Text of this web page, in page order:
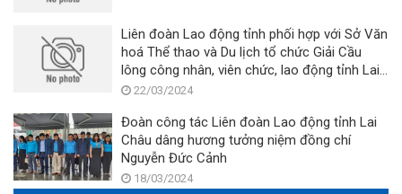
Liên đoàn Lao động tỉnh phối hợp với Sở Văn
hoá Thể thao và Du lịch tổ chức Giải Cầu
lông công nhân, viên chức, lao động tỉnh Lai
Châu (mở rộng) lần thứ XXI năm 2024 -
22/03/2024
Đoàn công tác Liên đoàn Lao động tỉnh Lai
Châu dâng hương tưởng niệm đồng chí
Nguyễn Đức Cảnh
18/03/2024